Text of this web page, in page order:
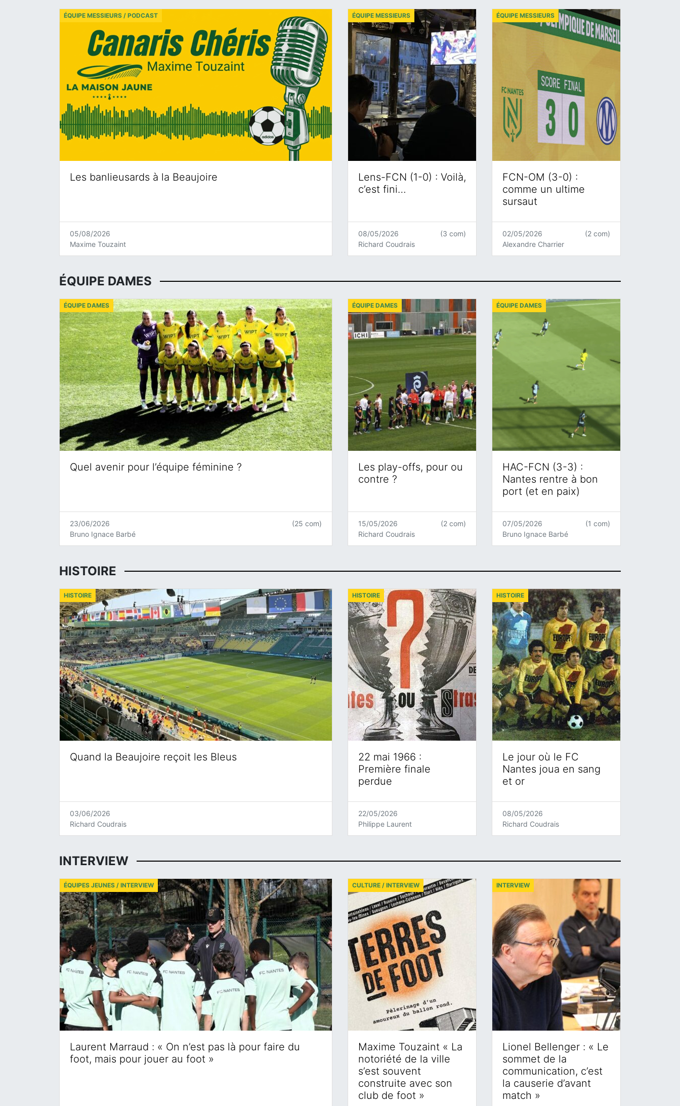
Les banlieusards à la Beaujoire
ÉQUIPE MESSIEURS / PODCAST
05/08/2026
Maxime Touzaint
Lens-FCN (1-0) : Voilà,
c’est fini…
ÉQUIPE MESSIEURS
08/05/2026
Richard Coudrais
(3 com)
FCN-OM (3-0) :
comme un ultime
sursaut
ÉQUIPE MESSIEURS
02/05/2026
Alexandre Charrier
(2 com)
ÉQUIPE DAMES
Quel avenir pour l’équipe féminine ?
ÉQUIPE DAMES
23/06/2026
Bruno Ignace Barbé
(25 com)
Les play-offs, pour ou
contre ?
ÉQUIPE DAMES
15/05/2026
Richard Coudrais
(2 com)
HAC-FCN (3-3) :
Nantes rentre à bon
port (et en paix)
ÉQUIPE DAMES
07/05/2026
Bruno Ignace Barbé
(1 com)
HISTOIRE
Quand la Beaujoire reçoit les Bleus
HISTOIRE
03/06/2026
Richard Coudrais
22 mai 1966 :
Première finale
perdue
HISTOIRE
22/05/2026
Philippe Laurent
Le jour où le FC
Nantes joua en sang
et or
HISTOIRE
08/05/2026
Richard Coudrais
INTERVIEW
Laurent Marraud : « On n’est pas là pour faire du
foot, mais pour jouer au foot »
ÉQUIPES JEUNES / INTERVIEW
Maxime Touzaint « La
notoriété de la ville
s’est souvent
construite avec son
club de foot »
CULTURE / INTERVIEW
Lionel Bellenger : « Le
sommet de la
communication, c’est
la causerie d’avant
match »
INTERVIEW